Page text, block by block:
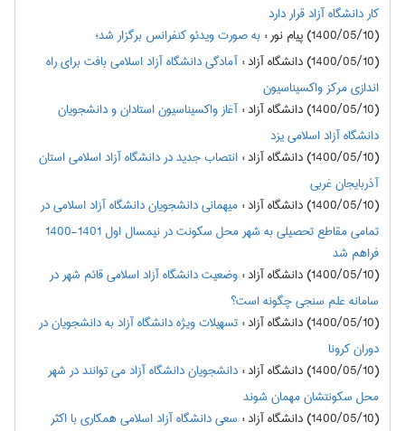
کار دانشگاه آزاد قرار دارد
(1400/05/10) پیام نور
:به صورت ویدئو کنفرانس برگزار شد؛
(1400/05/10) دانشگاه آزاد
:آمادگی دانشگاه آزاد اسلامی بافت برای راه
اندازی مرکز واکسیناسیون
(1400/05/10) دانشگاه آزاد
:آغاز واکسیناسیون استادان و دانشجویان
دانشگاه آزاد اسلامی یزد
(1400/05/10) دانشگاه آزاد
:انتصاب جدید در دانشگاه آزاد اسلامی استان
آذربایجان غربی
(1400/05/10) دانشگاه آزاد
:میهمانی دانشجویان دانشگاه آزاد اسلامی در
تمامی مقاطع تحصیلی به شهر محل سکونت در نیمسال اول 1401-1400
فراهم شد
(1400/05/10) دانشگاه آزاد
:وضعیت دانشگاه آزاد اسلامی قائم شهر در
سامانه علم سنجی چگونه است؟
(1400/05/10) دانشگاه آزاد
:تسهیلات ویژه دانشگاه آزاد به دانشجویان در
دوران کرونا
(1400/05/10) دانشگاه آزاد
:دانشجویان دانشگاه آزاد می توانند در شهر
محل سکونتشان مهمان شوند
(1400/05/10) دانشگاه آزاد
: سعی دانشگاه آزاد اسلامی همکاری با اکثر